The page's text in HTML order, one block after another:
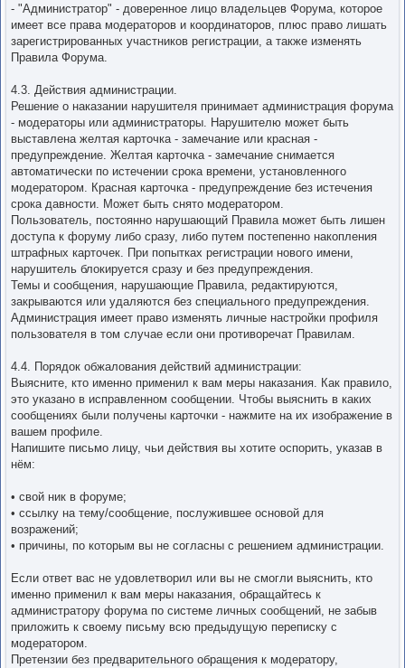
- "Администратор" - доверенное лицо владельцев Форума, которое
имеет все права модераторов и координаторов, плюс право лишать
зарегистрированных участников регистрации, а также изменять
Правила Форума.
4.3. Действия администрации.
Решение о наказании нарушителя принимает администрация форума
- модераторы или администраторы. Нарушителю может быть
выставлена желтая карточка - замечание или красная -
предупреждение. Желтая карточка - замечание снимается
автоматически по истечении срока времени, установленного
модератором. Красная карточка - предупреждение без истечения
срока давности. Может быть снято модератором.
Пользователь, постоянно нарушающий Правила может быть лишен
доступа к форуму либо сразу, либо путем постепенно накопления
штрафных карточек. При попытках регистрации нового имени,
нарушитель блокируется сразу и без предупреждения.
Темы и сообщения, нарушающие Правила, редактируются,
закрываются или удаляются без специального предупреждения.
Администрация имеет право изменять личные настройки профиля
пользователя в том случае если они противоречат Правилам.
4.4. Порядок обжалования действий администрации:
Выясните, кто именно применил к вам меры наказания. Как правило,
это указано в исправленном сообщении. Чтобы выяснить в каких
сообщениях были получены карточки - нажмите на их изображение в
вашем профиле.
Напишите письмо лицу, чьи действия вы хотите оспорить, указав в
нём:
• свой ник в форуме;
• ссылку на тему/сообщение, послужившее основой для
возражений;
• причины, по которым вы не согласны с решением администрации.
Если ответ вас не удовлетворил или вы не смогли выяснить, кто
именно применил к вам меры наказания, обращайтесь к
администратору форума по системе личных сообщений, не забыв
приложить к своему письму всю предыдущую переписку с
модератором.
Претензии без предварительного обращения к модератору,